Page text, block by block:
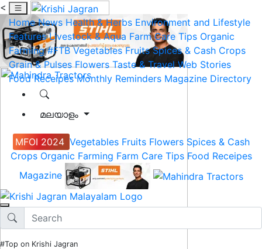
<
Home News Health & Herbs Environment and Lifestyle
Features Livestock & Aqua Farm Care Tips Organic
Farming #FTB Vegetables Fruits Spices & Cash Crops
Grain & Pulses Flowers Taste & Travel Web Stories
Food Receipes Monthly Reminders Magazine Directory
മലയാളം
MFOI 2024 Vegetables Fruits Flowers Spices & Cash
Crops Organic Farming Farm Care Tips Food Receipes
Magazine
#Top on Krishi Jagran